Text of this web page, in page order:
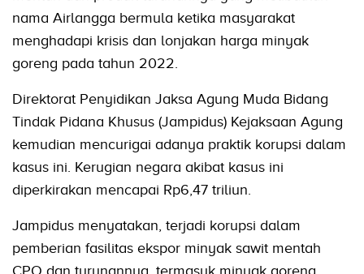
nama Airlangga bermula ketika masyarakat
menghadapi krisis dan lonjakan harga minyak
goreng pada tahun 2022.
Direktorat Penyidikan Jaksa Agung Muda Bidang
Tindak Pidana Khusus (Jampidus) Kejaksaan Agung
kemudian mencurigai adanya praktik korupsi dalam
kasus ini. Kerugian negara akibat kasus ini
diperkirakan mencapai Rp6,47 triliun.
Jampidus menyatakan, terjadi korupsi dalam
pemberian fasilitas ekspor minyak sawit mentah